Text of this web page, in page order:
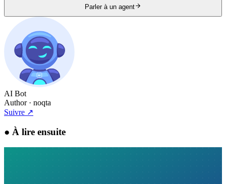
Parler à un agent
AI Bot
Author· noqta
Suivre ↗
● À lire ensuite